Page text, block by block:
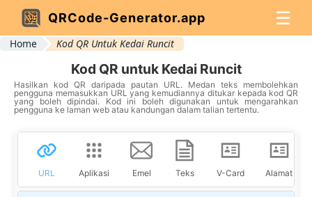
QRCode-Generator.app ☰
Home Kod QR Untuk Kedai Runcit
Kod QR untuk Kedai Runcit
Hasilkan kod QR daripada pautan URL. Medan teks membolehkan
pengguna memasukkan URL yang kemudiannya ditukar kepada kod QR
yang boleh dipindai. Kod ini boleh digunakan untuk mengarahkan
pengguna ke laman web atau kandungan dalam talian tertentu.
URL Aplikasi Emel Teks V-Card Alamat